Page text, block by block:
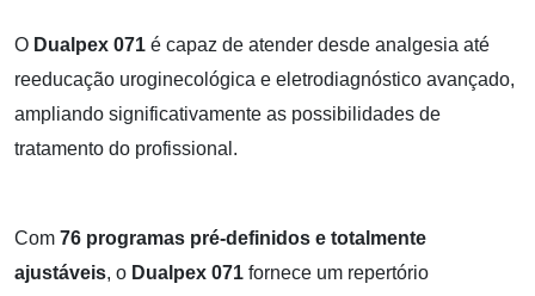
O Dualpex 071 é capaz de atender desde analgesia até
reeducação uroginecológica e eletrodiagnóstico avançado,
ampliando significativamente as possibilidades de
tratamento do profissional.
Com 76 programas pré-definidos e totalmente
ajustáveis, o Dualpex 071 fornece um repertório